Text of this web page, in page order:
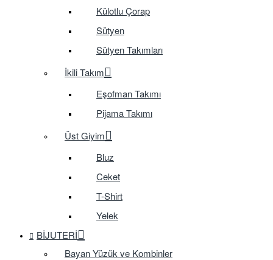
Külotlu Çorap
Sütyen
Sütyen Takımları
İkili Takım
Eşofman Takımı
Pijama Takımı
Üst Giyim
Bluz
Ceket
T-Shirt
Yelek
BIJUTERI
Bayan Yüzük ve Kombinler